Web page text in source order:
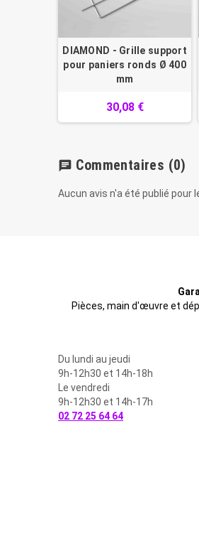
DIAMOND - Grille support
pour paniers ronds Ø 400
mm
30,08 €
chat Commentaires (0)
Aucun avis n'a été publié pour
Pièces, main d'œuvre et
Du lundi au jeudi
9h-12h30 et 14h-18h
Le vendredi
9h-12h30 et 14h-17h
02 72 25 64 64